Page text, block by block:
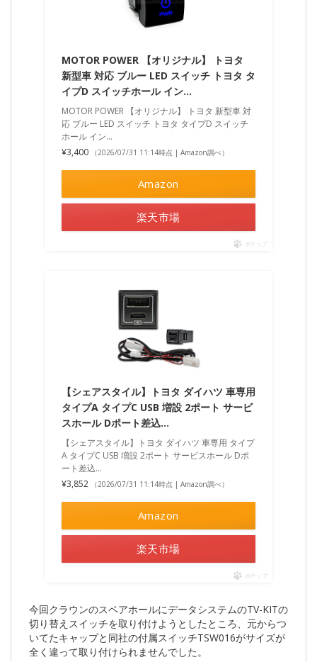
MOTOR POWER 【オリジナル】 トヨタ
新型車 対応 ブルー LED スイッチ トヨタ タ
イプD スイッチホール イン…
MOTOR POWER 【オリジナル】 トヨタ 新型車 対
応 ブルー LED スイッチ トヨタ タイプD スイッチ
ホール イン…
¥3,400
（2026/07/31 11:14時点 | Amazon調べ）
Amazon
楽天市場
ポチップ
【シェアスタイル】トヨタ ダイハツ 車専用
タイプA タイプC USB 増設 2ポート サービ
スホール Dポート差込…
【シェアスタイル】トヨタ ダイハツ 車専用 タイプ
A タイプC USB 増設 2ポート サービスホール Dポ
ート差込…
¥3,852
（2026/07/31 11:14時点 | Amazon調べ）
Amazon
楽天市場
ポチップ
今回クラウンのスペアホールにデータシステムのTV-KITの
切り替えスイッチを取り付けようとしたところ、元からつ
いてたキャップと同社の付属スイッチTSW016がサイズが
全く違って取り付けられませんでした。